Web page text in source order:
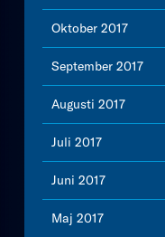
Oktober 2017
September 2017
Augusti 2017
Juli 2017
Juni 2017
Maj 2017